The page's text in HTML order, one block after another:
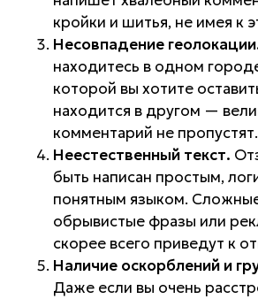
кройки и шитья, не имея к
Несовпадение
находитесь в одном
которой вы хотите
находится в другом —
комментарий не пропустят.
Неестественный текст.
быть написан простым,
понятным языком.
обрывистые фразы или
скорее всего приведут к
Наличие оскорблений и
Даже если вы очень